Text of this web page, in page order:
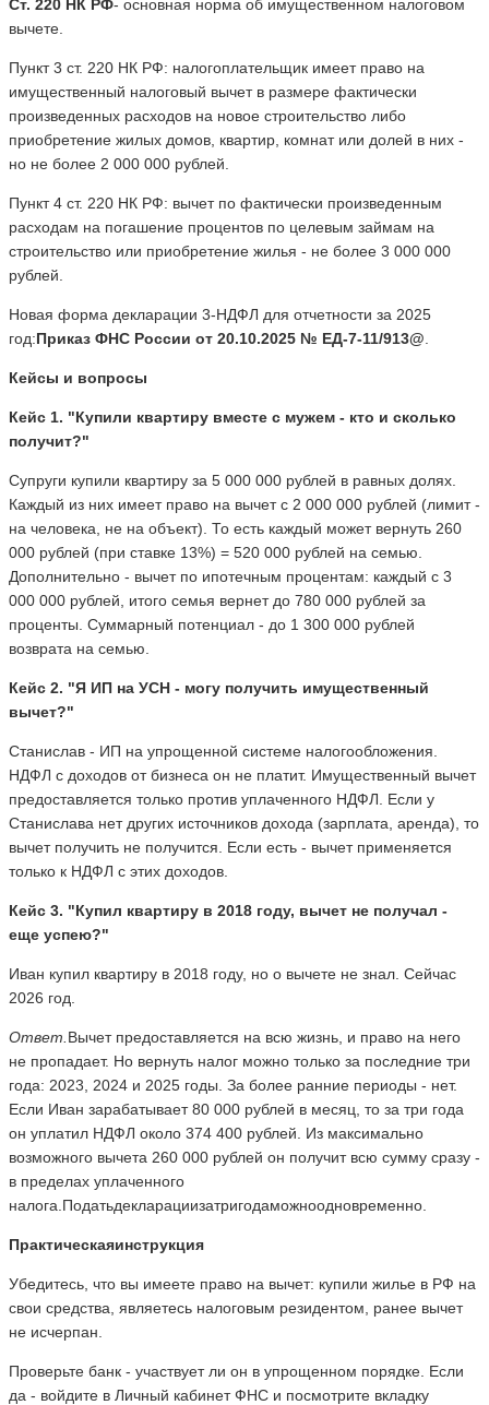
Ст. 220 НК РФ- основная норма об имущественном налоговом
вычете.
Пункт 3 ст. 220 НК РФ: налогоплательщик имеет право на
имущественный налоговый вычет в размере фактически
произведенных расходов на новое строительство либо
приобретение жилых домов, квартир, комнат или долей в них -
но не более 2 000 000 рублей.
Пункт 4 ст. 220 НК РФ: вычет по фактически произведенным
расходам на погашение процентов по целевым займам на
строительство или приобретение жилья - не более 3 000 000
рублей.
Новая форма декларации 3-НДФЛ для отчетности за 2025
год:Приказ ФНС России от 20.10.2025 № ЕД-7-11/913@
Кейсы и вопросы
Кейс 1. "Купили квартиру вместе с мужем - кто и сколько
получит?"
Супруги купили квартиру за 5 000 000 рублей в равных долях.
Каждый из них имеет право на вычет с 2 000 000 рублей (лимит -
на человека, не на объект). То есть каждый может вернуть 260
000 рублей (при ставке 13%) = 520 000 рублей на семью.
Дополнительно - вычет по ипотечным процентам: каждый с 3
000 000 рублей, итого семья вернет до 780 000 рублей за
проценты. Суммарный потенциал - до 1 300 000 рублей
возврата на семью.
Кейс 2. "Я ИП на УСН - могу получить имущественный
вычет?"
Станислав - ИП на упрощенной системе налогообложения.
НДФЛ с доходов от бизнеса он не платит. Имущественный вычет
предоставляется только против уплаченного НДФЛ. Если у
Станислава нет других источников дохода (зарплата, аренда), то
вычет получить не получится. Если есть - вычет применяется
только к НДФЛ с этих доходов.
Кейс 3. "Купил квартиру в 2018 году, вычет не получал -
еще успею?"
Иван купил квартиру в 2018 году, но о вычете не знал. Сейчас
2026 год.
Ответ. Вычет предоставляется на всю жизнь, и право на него
не пропадает. Но вернуть налог можно только за последние три
года: 2023, 2024 и 2025 годы. За более ранние периоды - нет.
Если Иван зарабатывает 80 000 рублей в месяц, то за три года
он уплатил НДФЛ около 374 400 рублей. Из максимально
возможного вычета 260 000 рублей он получит всю сумму сразу -
в пределах уплаченного
налога.Податьдекларациизатригодаможноодновременно.
Практическаяинструкция
Убедитесь, что вы имеете право на вычет: купили жилье в РФ на
свои средства, являетесь налоговым резидентом, ранее вычет
не исчерпан.
Проверьте банк - участвует ли он в упрощенном порядке. Если
да - войдите в Личный кабинет ФНС и посмотрите вкладку